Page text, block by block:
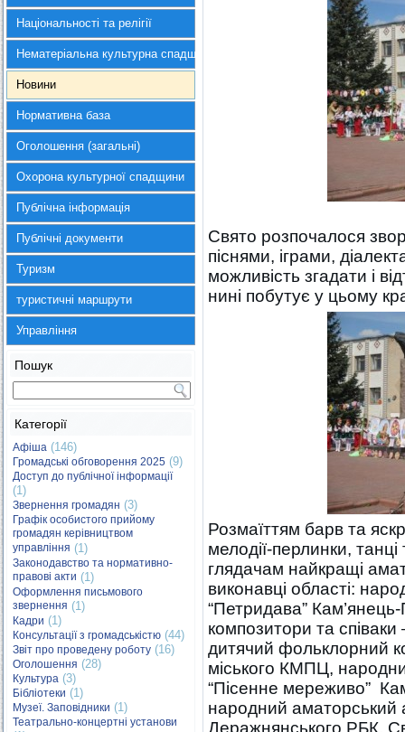
Національності та релігії
Нематеріальна культурна спадщина
Новини
Нормативна база
Оголошення (загальні)
Охорона культурної спадщини
Публічна інформація
Публічні документи
Туризм
туристичні маршрути
Управління
Пошук
Категорії
Афіша (146)
Громадські обговорення 2025 (9)
Доступ до публічної інформації
(1)
Звернення громадян (3)
Графік особистого прийому
громадян керівництвом
управління (1)
Законодавство та нормативно-
правові акти (1)
Оформлення письмового
звернення (1)
Кадри (1)
Консультації з громадськістю (44)
Звіт про проведену роботу (16)
Оголошення (28)
Культура (3)
Бібліотеки (1)
Музеї. Заповідники (1)
Театрально-концертні установи
Свято розпочалося
піснями, іграми,
можливість згадати і
нині побутує у цьому
Розмаїттям барв та
мелодії-перлинки, танці
глядачам найкращі
виконавці області:
“Петридава”
композитори та
дитячий фольклорний
міського КМПЦ,
“Пісенне мереживо”
народний аматорський
Деражнянського РБК.